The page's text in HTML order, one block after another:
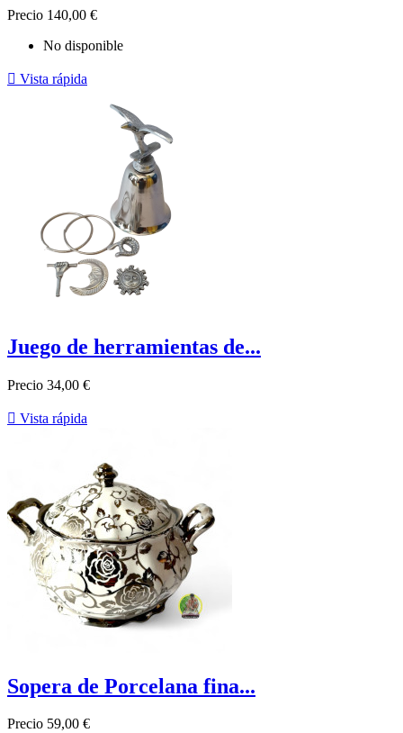
Precio 140,00 €
No disponible
 Vista rápida
Juego de herramientas de...
Precio 34,00 €
 Vista rápida
Sopera de Porcelana fina...
Precio 59,00 €